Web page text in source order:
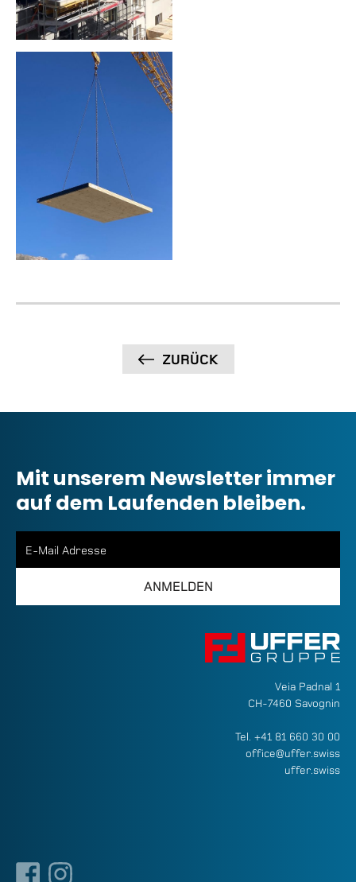
ZURÜCK
Mit unserem Newsletter immer
auf dem Laufenden bleiben.
Veia Padnal 1
CH-7460 Savognin
Tel. +41 81 660 30 00
office@uffer.swiss
uffer.swiss